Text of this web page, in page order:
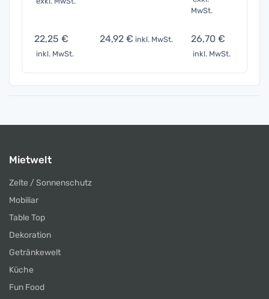
MwSt.
22,25 €
inkl. MwSt.
24,92 € inkl. MwSt. 26,70 €
inkl. MwSt.
Mietwelt
Zelte / Sonnenschutz
Mobiliar
Table Top
Dekoration
Getränkewelt
Küche
Fun Food